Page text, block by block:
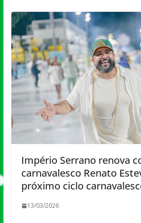
Império Serrano renova
carnavalesco Renato
próximo ciclo
13/03/2026